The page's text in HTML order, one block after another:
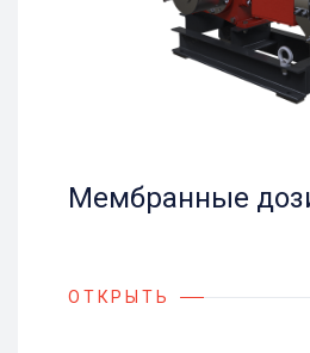
Мембранные
ОТКРЫТЬ